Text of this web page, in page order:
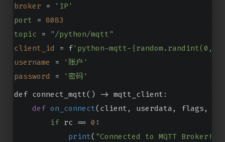
broker =
'IP'
port = 8083
topic = "/python/mqtt"
client_id = f'python-mqtt-{random.randint(0,
username =
'账户'
password =
'密码'
def connect_mqtt() -> mqtt_client:
def on_connect( client, userdata, flags, rc
if rc == 0 :
print( "Connected to MQTT Broker!"